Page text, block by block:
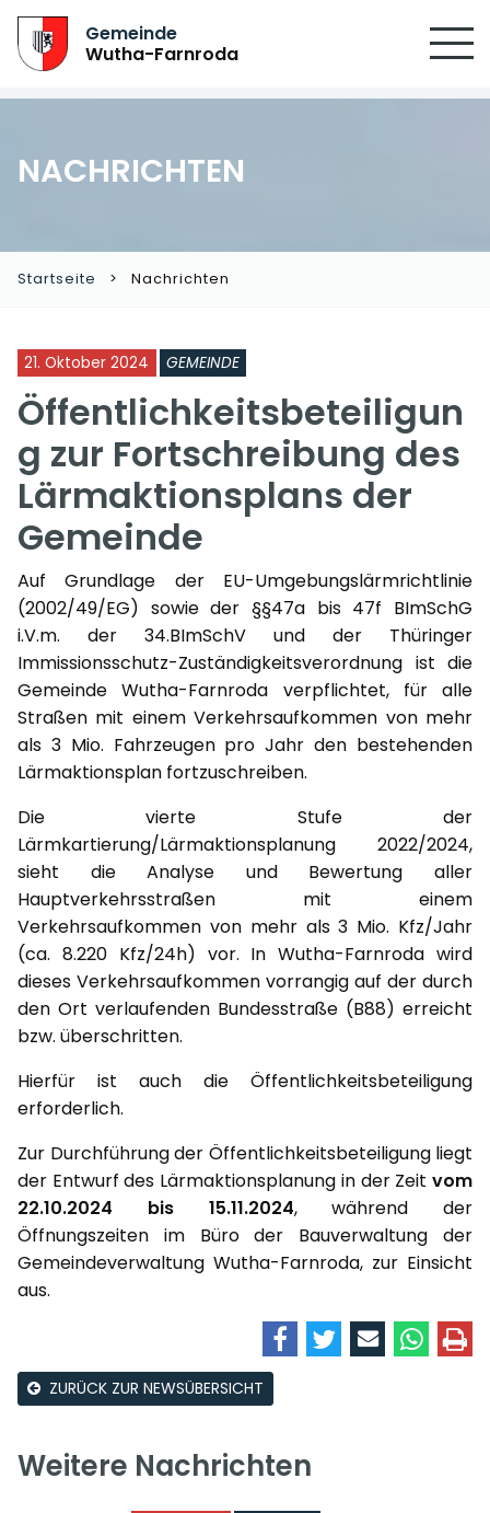
Gemeinde
Wutha-Farnroda
NACHRICHTEN
Startseite Nachrichten
21. Oktober 2024 GEMEINDE
Öffentlichkeitsbeteiligun
g zur Fortschreibung des
Lärmaktionsplans der
Gemeinde
Auf Grundlage der EU-Umgebungslärmrichtlinie
(2002/49/EG) sowie der §§47a bis 47f BImSchG
i.V.m. der 34.BImSchV und der Thüringer
Immissionsschutz-Zuständigkeitsverordnung ist die
Gemeinde Wutha-Farnroda verpflichtet, für alle
Straßen mit einem Verkehrsaufkommen von mehr
als 3 Mio. Fahrzeugen pro Jahr den bestehenden
Lärmaktionsplan fortzuschreiben.
Die vierte Stufe der
Lärmkartierung/Lärmaktionsplanung 2022/2024,
sieht die Analyse und Bewertung aller
Hauptverkehrsstraßen mit einem
Verkehrsaufkommen von mehr als 3 Mio. Kfz/Jahr
(ca. 8.220 Kfz/24h) vor. In Wutha-Farnroda wird
dieses Verkehrsaufkommen vorrangig auf der durch
den Ort verlaufenden Bundesstraße (B88) erreicht
bzw. überschritten.
Hierfür ist auch die Öffentlichkeitsbeteiligung
erforderlich.
Zur Durchführung der Öffentlichkeitsbeteiligung liegt
der Entwurf des Lärmaktionsplanung in der Zeit vom
22.10.2024 bis 15.11.2024, während der
Öffnungszeiten im Büro der Bauverwaltung der
Gemeindeverwaltung Wutha-Farnroda, zur Einsicht
aus.
ZURÜCK ZUR NEWSÜBERSICHT
Weitere Nachrichten